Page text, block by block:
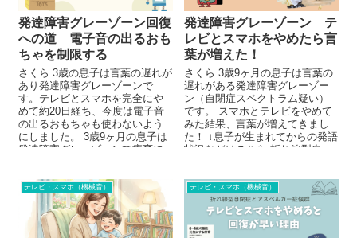
発達障害グレーゾーン回復
への道 電子音の出るおも
ちゃを制限する
さくら 3歳の息子は言葉の遅れが
あり発達障害グレーゾーンで
す。テレビとスマホを完全にや
めて約20日経ち、今度は電子音
の出るおもちゃも使わないよう
にしました。 3歳9ヶ月の息子は
発達障害グレーゾーンで療育に
発達障害グレーゾーン テ
レビとスマホをやめたら言
葉が増えた！
さくら 3歳9ヶ月の息子は言葉の
遅れがある発達障害グレーゾー
ン（自閉症スペクトラム疑い）
です。 スマホとテレビをやめて
みた結果、言葉が増えてきまし
た！ ↓息子が生まれてからの発語
状況などはこちら 折れ線型自...
テレビ・スマホ（機械音） テレビ・スマホ（機械音）